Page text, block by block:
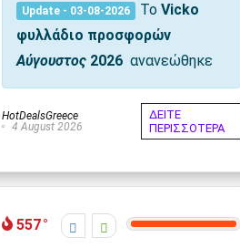
Update - 03-08-2026 Το Vicko
φυλλάδιο προσφορών
Αύγουστος 2026 ανανεώθηκε
HotDealsGreece
4 August 2026
ΔΕΙΤΕ
ΠΕΡΙΣΣΟΤΕΡΑ
557